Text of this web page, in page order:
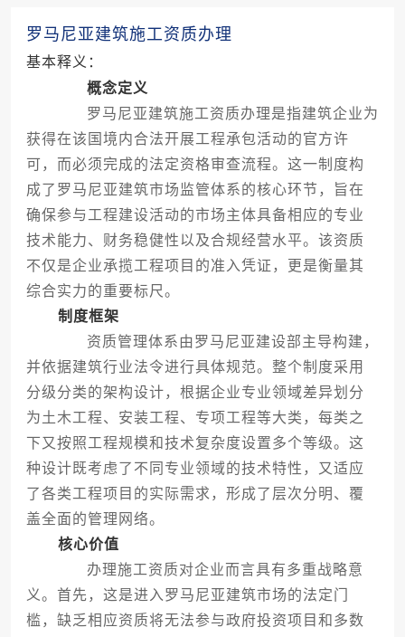
罗马尼亚建筑施工资质办理
基本释义：
概念定义
罗马尼亚建筑施工资质办理是指建筑企业为
获得在该国境内合法开展工程承包活动的官方许
可，而必须完成的法定资格审查流程。这一制度构
成了罗马尼亚建筑市场监管体系的核心环节，旨在
确保参与工程建设活动的市场主体具备相应的专业
技术能力、财务稳健性以及合规经营水平。该资质
不仅是企业承揽工程项目的准入凭证，更是衡量其
综合实力的重要标尺。
制度框架
资质管理体系由罗马尼亚建设部主导构建，
并依据建筑行业法令进行具体规范。整个制度采用
分级分类的架构设计，根据企业专业领域差异划分
为土木工程、安装工程、专项工程等大类，每类之
下又按照工程规模和技术复杂度设置多个等级。这
种设计既考虑了不同专业领域的技术特性，又适应
了各类工程项目的实际需求，形成了层次分明、覆
盖全面的管理网络。
核心价值
办理施工资质对企业而言具有多重战略意
义。首先，这是进入罗马尼亚建筑市场的法定门
槛，缺乏相应资质将无法参与政府投资项目和多数